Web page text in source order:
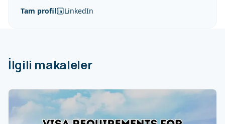
Tam profil
LinkedIn
İlgili makaleler